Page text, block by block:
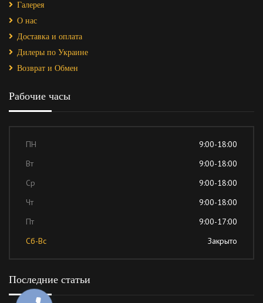
Галерея
О нас
Доставка и оплата
Дилеры по Украине
Возврат и Обмен
Рабочие часы
ПН
9:00-18:00
Вт
9:00-18:00
Ср
9:00-18:00
Чт
9:00-18:00
Пт
9:00-17:00
Сб-Вс
Закрыто
Последние статьи